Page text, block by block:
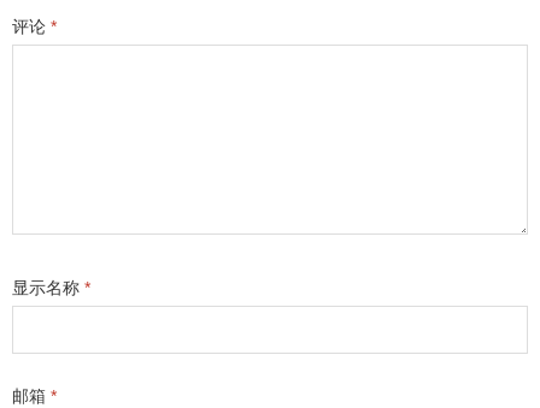
评论 *
显示名称 *
邮箱 *